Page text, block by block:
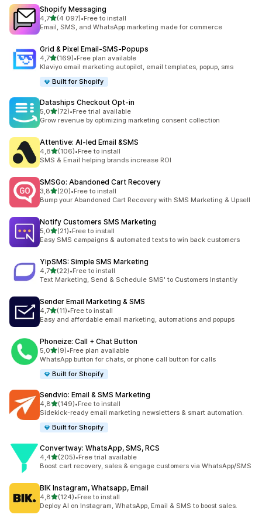
Shopify Messaging
4,7z 5 hvězd
(4 097)
Celkový počet recenzí: 4097
•Free to install
Email, SMS, and WhatsApp marketing made for commerce
Grid & Pixel Email‑SMS‑Popups
4,7z 5 hvězd
(169)
Celkový počet recenzí: 169
•Free plan available
Klaviyo email marketing autopilot, email templates, popup, sms
Built for Shopify
Dataships Checkout Opt‑in
5,0z 5 hvězd
(72)
Celkový počet recenzí: 72
•Free trial available
Grow revenue by optimizing marketing consent collection
Attentive: AI‑led Email &SMS
4,8z 5 hvězd
(106)
Celkový počet recenzí: 106
•Free to install
SMS & Email helping brands increase ROI
SMSGo: Abandoned Cart Recovery
3,8z 5 hvězd
(20)
Celkový počet recenzí: 20
•Free to install
Bump your Abandoned Cart Recovery with SMS Marketing & Upsell
Notify Customers SMS Marketing
5,0z 5 hvězd
(21)
Celkový počet recenzí: 21
•Free to install
Easy SMS campaigns & automated texts to win back customers
YipSMS: Simple SMS Marketing
4,7z 5 hvězd
(22)
Celkový počet recenzí: 22
•Free to install
Text Marketing, Send & Schedule SMS' to Customers Instantly
Sender Email Marketing & SMS
4,7z 5 hvězd
(11)
Celkový počet recenzí: 11
•Free to install
Easy and affordable email marketing, automations and popups
Phoneize: Call + Chat Button
5,0z 5 hvězd
(9)
Celkový počet recenzí: 9
•Free plan available
WhatsApp button for chats, or phone call button for calls
Built for Shopify
Sendvio: Email & SMS Marketing
4,8z 5 hvězd
(149)
Celkový počet recenzí: 149
•Free to install
Sidekick-ready email marketing newsletters & smart automation.
Built for Shopify
Convertway: WhatsApp, SMS, RCS
4,4z 5 hvězd
(205)
Celkový počet recenzí: 205
•Free trial available
Boost cart recovery, sales & engage customers via WhatsApp/SMS
BIK Instagram, Whatsapp, Email
4,8z 5 hvězd
(124)
Celkový počet recenzí: 124
•Free to install
Deploy AI on Instagram, WhatsApp, Email & SMS to boost sales.